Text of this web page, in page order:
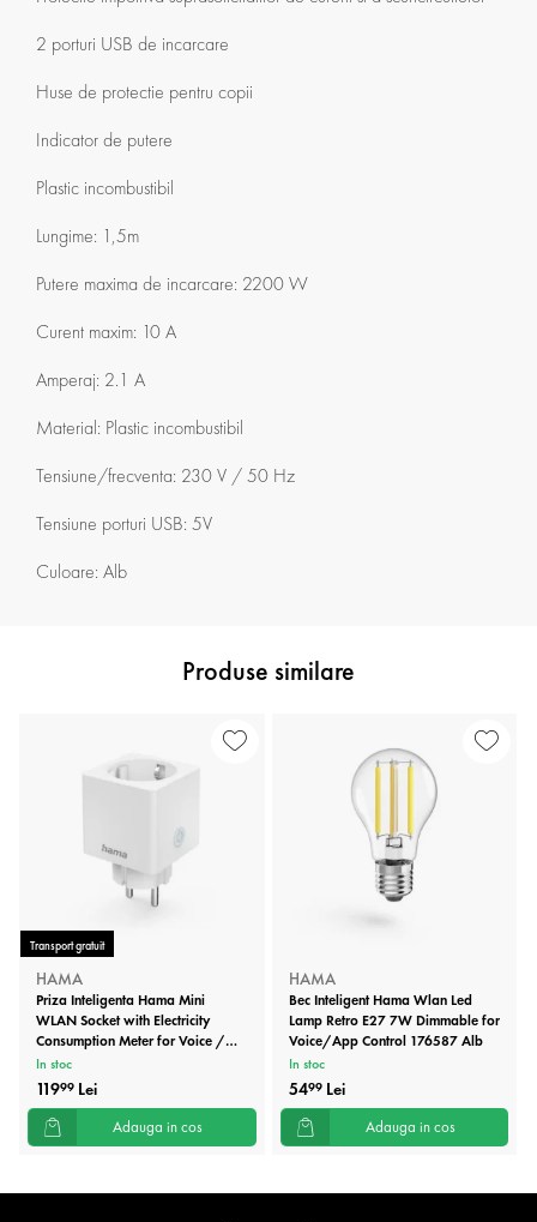
2 porturi USB de incarcare
Huse de protectie pentru copii
Indicator de putere
Plastic incombustibil
Lungime: 1,5m
Putere maxima de incarcare: 2200 W
Curent maxim: 10 A
Amperaj: 2.1 A
Material: Plastic incombustibil
Tensiune/frecventa: 230 V / 50 Hz
Tensiune porturi USB: 5V
Culoare: Alb
Produse similare
Transport gratuit
HAMA
Priza Inteligenta Hama Mini
WLAN Socket with Electricity
Consumption Meter for Voice /
App Con 176575 Alb
In stoc
11999 Lei
Adauga in cos
HAMA
Bec Inteligent Hama Wlan Led
Lamp Retro E27 7W Dimmable for
Voice/App Control 176587 Alb
In stoc
5499Lei
Adauga in cos